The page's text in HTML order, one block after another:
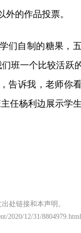
的作品投票。
们自制的糖果，
班一个比较活跃
告诉我，老师你
任杨利边展示学
处链接和本声明。
2020/12/31/8804979.html